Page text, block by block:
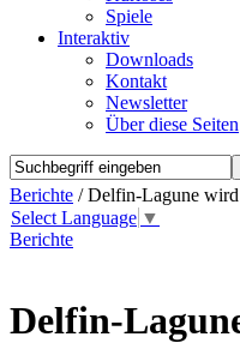
Spiele
Interaktiv
Downloads
Kontakt
Newsletter
Über diese Seiten
Berichte / Delfin-Lagune wird
Select Language ▼
Berichte
Delfin-